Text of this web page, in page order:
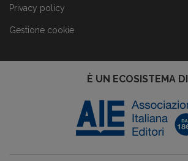
Privacy policy
Gestione cookie
È UN ECOSISTEMA DI